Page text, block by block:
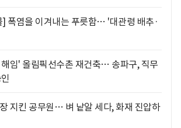
] 폭염을 이겨내는 푸릇함… '대관령 배추·
임' 올림픽선수촌 재건축… 송파구, 직무
지킨 공무원… 벼 낱알 세다, 화재 진압하